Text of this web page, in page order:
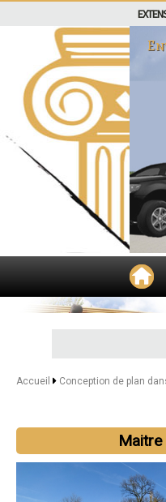
Accueil Conception de plan